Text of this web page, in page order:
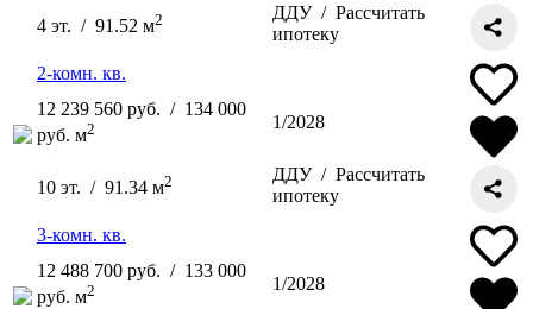
4 эт. / 91.52 м2 ДДУ / Рассчитать
ипотеку
2-комн. кв.
12 239 560 руб. / 134 000
руб. м2 1/2028
10 эт. / 91.34 м2 ДДУ / Рассчитать
ипотеку
3-комн. кв.
12 488 700 руб. / 133 000
руб. м2 1/2028